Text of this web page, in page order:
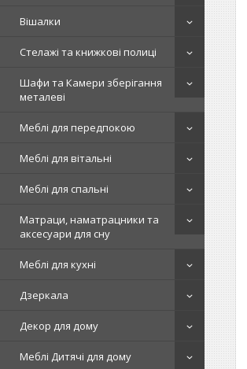
Вішалки
Стелажі та книжкові полиці
Шафи та Камери зберігання
металеві
Меблі для передпокою
Меблі для вітальні
Меблі для спальні
Матраци, наматрацники та
аксесуари для сну
Меблі для кухні
Дзеркала
Декор для дому
Меблі Дитячі для дому